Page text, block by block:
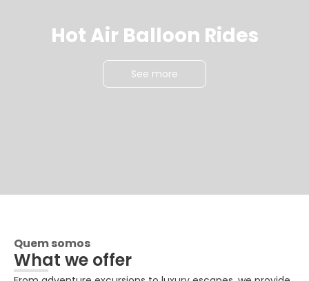
Hot Air Balloon Rides
See more
Quem somos
What we offer